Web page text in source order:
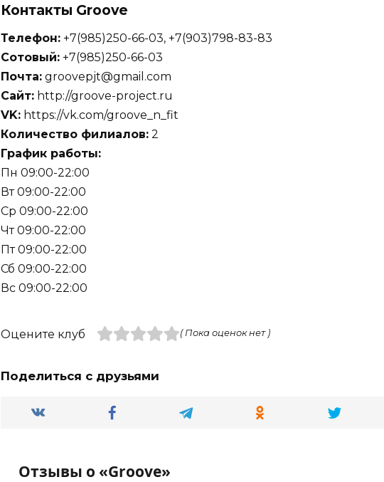
Контакты Groove
Телефон: +7(985)250-66-03, +7(903)798-83-83
Сотовый: +7(985)250-66-03
Почта: groovepjt@gmail.com
Сайт: http://groove-project.ru
VK: https://vk.com/groove_n_fit
Количество филиалов: 2
График работы:
Пн 09:00-22:00
Вт 09:00-22:00
Ср 09:00-22:00
Чт 09:00-22:00
Пт 09:00-22:00
Сб 09:00-22:00
Вс 09:00-22:00
Оцените клуб ( Пока оценок нет )
Поделиться с друзьями
Отзывы о «Groove»